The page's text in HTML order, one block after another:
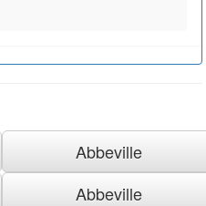
Abbeville
Abbeville